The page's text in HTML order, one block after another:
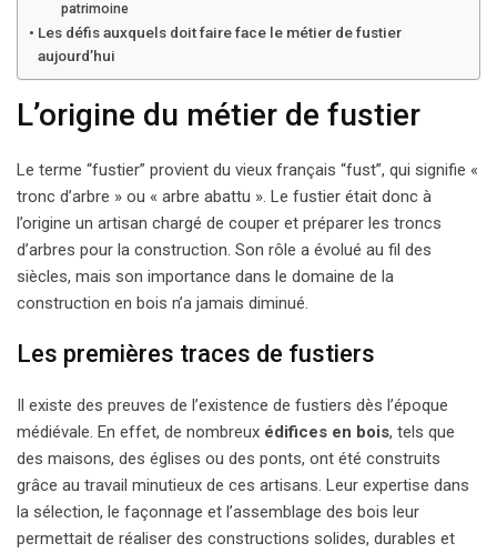
patrimoine
Les défis auxquels doit faire face le métier de fustier
aujourd’hui
L’origine du métier de fustier
Le terme “fustier” provient du vieux français “fust”, qui signifie «
tronc d’arbre » ou « arbre abattu ». Le fustier était donc à
l’origine un artisan chargé de couper et préparer les troncs
d’arbres pour la construction. Son rôle a évolué au fil des
siècles, mais son importance dans le domaine de la
construction en bois n’a jamais diminué.
Les premières traces de fustiers
Il existe des preuves de l’existence de fustiers dès l’époque
médiévale. En effet, de nombreux édifices en bois, tels que
des maisons, des églises ou des ponts, ont été construits
grâce au travail minutieux de ces artisans. Leur expertise dans
la sélection, le façonnage et l’assemblage des bois leur
permettait de réaliser des constructions solides, durables et